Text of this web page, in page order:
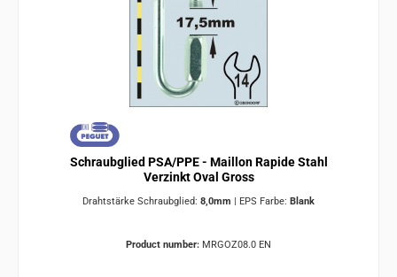
Schraubglied PSA/PPE - Maillon Rapide Stahl
Verzinkt Oval Gross
Drahtstärke Schraubglied: 8,0mm | EPS Farbe: Blank
Product number: MRGOZ08.0 EN